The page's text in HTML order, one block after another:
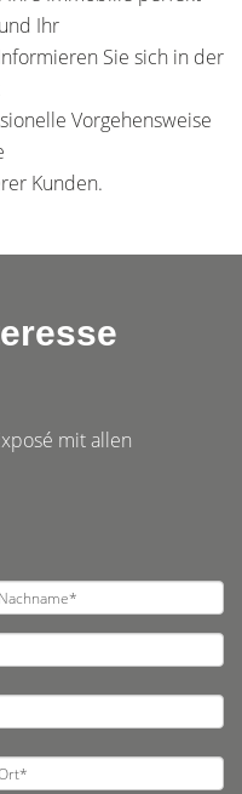
Ihr
Sie sich in der
Vorgehensweise
Kunden.
mit allen